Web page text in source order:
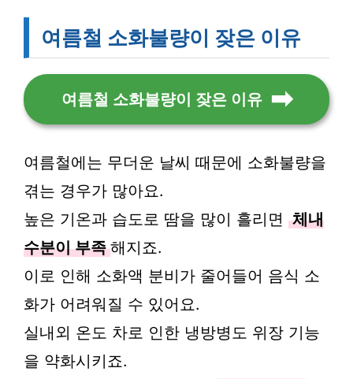
여름철 소화불량이 잦은 이유
여름철 소화불량이 잦은 이유
여름철에는 무더운 날씨 때문에 소화불량을
겪는 경우가 많아요.
높은 기온과 습도로 땀을 많이 흘리면 체내
수분이 부족 해지죠.
이로 인해 소화액 분비가 줄어들어 음식 소
화가 어려워질 수 있어요.
실내외 온도 차로 인한 냉방병도 위장 기능
을 약화시키죠.